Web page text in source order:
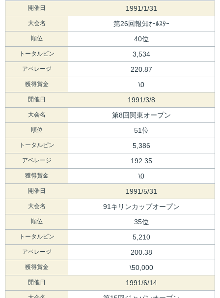
開催日 1991/1/31
大会名 第26回報知ｵｰﾙｽﾀｰ
順位 40位
トータルピン 3,534
アベレージ 220.87
獲得賞金 \0
開催日 1991/3/8
大会名 第8回関東オープン
順位 51位
トータルピン 5,386
アベレージ 192.35
獲得賞金 \0
開催日 1991/5/31
大会名 91キリンカップオープン
順位 35位
トータルピン 5,210
アベレージ 200.38
獲得賞金 \50,000
開催日 1991/6/14